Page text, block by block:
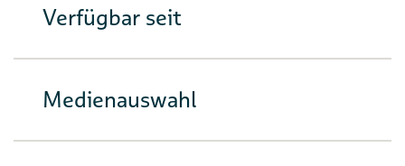
Verfügbar seit
Medienauswahl